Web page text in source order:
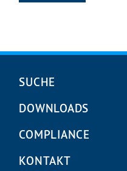
Navigation
SUCHE
DOWNLOADS
COMPLIANCE
KONTAKT